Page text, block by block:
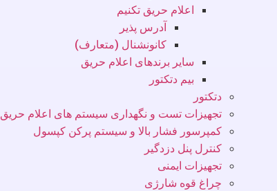
اعلام حریق تکنیم
آدرس پذیر
کانونشنال (متعارف)
سایر برندهای اعلام حریق
بیم دتکتور
دتکتور
تجهیزات تست و نگهداری سیستم های اعلام حریق
کمپرسور فشار بالا و سیستم پرکن کپسول
کنترل پنل دزدگیر
تجهیزات ایمنی
چراغ قوه شارژی